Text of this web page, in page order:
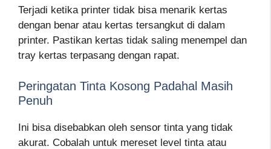
Terjadi ketika printer tidak bisa menarik kertas
dengan benar atau kertas tersangkut di dalam
printer. Pastikan kertas tidak saling menempel dan
tray kertas terpasang dengan rapat.
Peringatan Tinta Kosong Padahal Masih
Penuh
Ini bisa disebabkan oleh sensor tinta yang tidak
akurat. Cobalah untuk mereset level tinta atau